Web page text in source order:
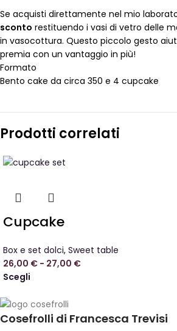
Se acquisti direttamente nel mio
sconto restituendo i vasi di vetro delle
in vasocottura. Questo piccolo gesto
premia con un vantaggio in più!
Formato
Bento cake da circa 350 e 4 cupcake
Prodotti correlati
Cupcake
Box e set dolci, Sweet table
26,00 € - 27,00 €
Scegli
Cosefrolli di Francesca Trevisi